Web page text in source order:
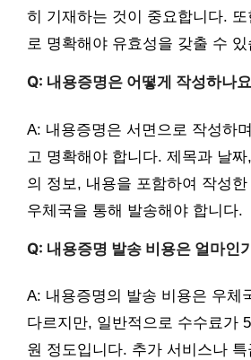
히 기재하는 것이 중요합니다.
로 명확해야 유효성을 갖출 수 있
Q: 내용증명은 어떻게 작성하나
A: 내용증명은 서면으로 작성하
고 명확해야 합니다. 제목과 날
의 정보, 내용을 포함하여 작성
우체국을 통해 발송해야 합니다.
Q: 내용증명 발송 비용은 얼마인
A: 내용증명의 발송 비용은 우체
다르지만, 일반적으로 수수료가
원 정도입니다. 추가 서비스나